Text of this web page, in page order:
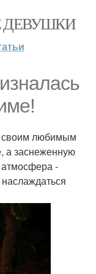
ДЕВУШКИ
своим любимым
а заснеженную
атмосфера -